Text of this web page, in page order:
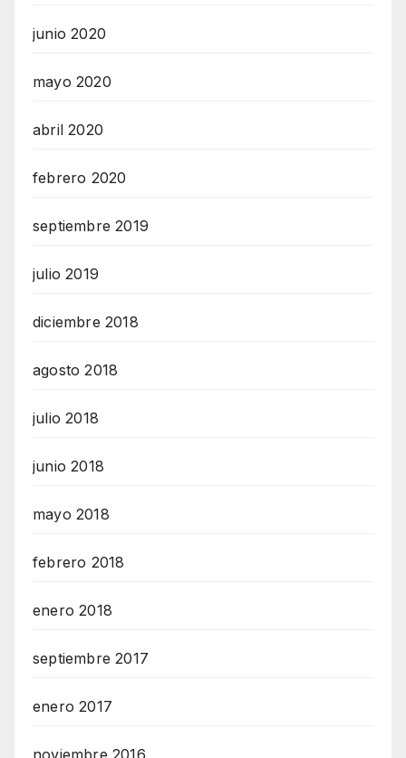
junio 2020
mayo 2020
abril 2020
febrero 2020
septiembre 2019
julio 2019
diciembre 2018
agosto 2018
julio 2018
junio 2018
mayo 2018
febrero 2018
enero 2018
septiembre 2017
enero 2017